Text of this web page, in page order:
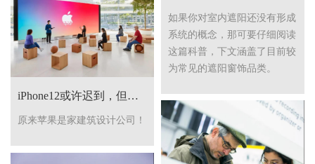
如果你对室内遮阳还没有形成
系统的概念，那可要仔细阅读
这篇科普，下文涵盖了目前较
为常见的遮阳窗饰品类。
iPhone12或许迟到，但遮阳元素在苹果建筑中从未缺席。
原来苹果是家建筑设计公司！